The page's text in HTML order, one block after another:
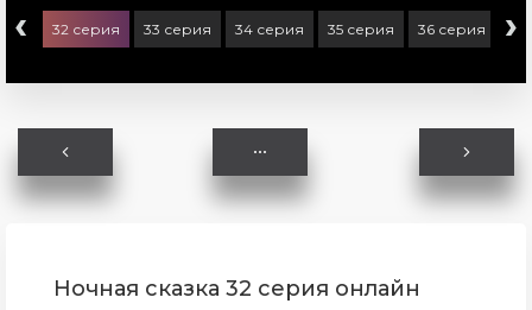
‹ 32 серия 33 серия 34 серия 35 серия 36 серия ›
Ночная сказка 32 серия онлайн